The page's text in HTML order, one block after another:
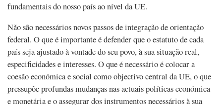
fundamentais do nosso país ao nível da UE.
Não são necessários novos passos de integração de orientação
federal. O que é importante é defender que o estatuto de cada
país seja ajustado à vontade do seu povo, à sua situação real,
especificidades e interesses. O que é necessário é colocar a
coesão económica e social como objectivo central da UE, o que
pressupõe profundas mudanças nas actuais políticas económica
e monetária e o assegurar dos instrumentos necessários à sua